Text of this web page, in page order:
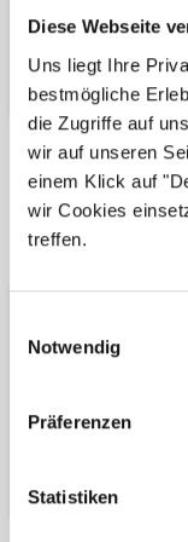
Diese Webseite
Uns liegt Ihre
bestmögliche
die Zugriffe auf
wir auf unseren
einem Klick auf
wir Cookies
treffen.
Notwendig
Präferenzen
Statistiken
Wir